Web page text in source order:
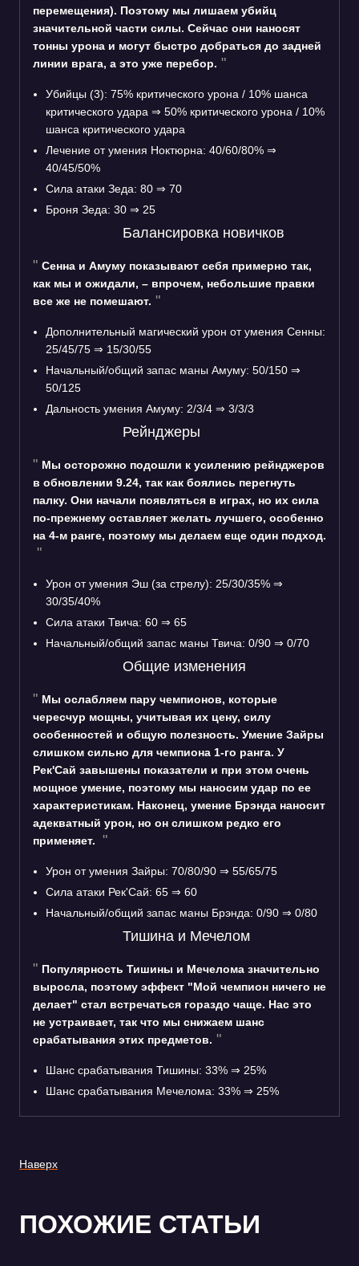
перемещения). Поэтому мы лишаем убийц
значительной части силы. Сейчас они наносят
тонны урона и могут быстро добраться до задней
линии врага, а это уже перебор.
Убийцы (3): 75% критического урона / 10% шанса
критического удара ⇒ 50% критического урона / 10%
шанса критического удара
Лечение от умения Ноктюрна: 40/60/80% ⇒
40/45/50%
Сила атаки Зеда: 80 ⇒ 70
Броня Зеда: 30 ⇒ 25
Балансировка новичков
Сенна и Амуму показывают себя примерно так,
как мы и ожидали, – впрочем, небольшие правки
все же не помешают.
Дополнительный магический урон от умения Сенны:
25/45/75 ⇒ 15/30/55
Начальный/общий запас маны Амуму: 50/150 ⇒
50/125
Дальность умения Амуму: 2/3/4 ⇒ 3/3/3
Рейнджеры
Мы осторожно подошли к усилению рейнджеров
в обновлении 9.24, так как боялись перегнуть
палку. Они начали появляться в играх, но их сила
по-прежнему оставляет желать лучшего, особенно
на 4-м ранге, поэтому мы делаем еще один подход.
Урон от умения Эш (за стрелу): 25/30/35% ⇒
30/35/40%
Сила атаки Твича: 60 ⇒ 65
Начальный/общий запас маны Твича: 0/90 ⇒ 0/70
Общие изменения
Мы ослабляем пару чемпионов, которые
чересчур мощны, учитывая их цену, силу
особенностей и общую полезность. Умение Зайры
слишком сильно для чемпиона 1-го ранга. У
Рек'Сай завышены показатели и при этом очень
мощное умение, поэтому мы наносим удар по ее
характеристикам. Наконец, умение Брэнда наносит
адекватный урон, но он слишком редко его
применяет.
Урон от умения Зайры: 70/80/90 ⇒ 55/65/75
Сила атаки Рек'Сай: 65 ⇒ 60
Начальный/общий запас маны Брэнда: 0/90 ⇒ 0/80
Тишина и Мечелом
Популярность Тишины и Мечелома значительно
выросла, поэтому эффект "Мой чемпион ничего не
делает" стал встречаться гораздо чаще. Нас это
не устраивает, так что мы снижаем шанс
срабатывания этих предметов.
Шанс срабатывания Тишины: 33% ⇒ 25%
Шанс срабатывания Мечелома: 33% ⇒ 25%
Наверх
ПОХОЖИЕ СТАТЬИ